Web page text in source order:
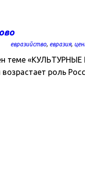
евразийство, евразия,
теме
роль